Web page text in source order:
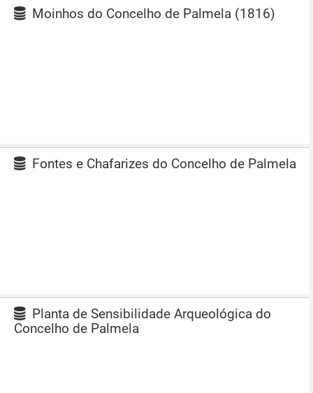
Moinhos do Concelho de Palmela (1816)
Fontes e Chafarizes do Concelho de Palmela
Planta de Sensibilidade Arqueológica do
Concelho de Palmela